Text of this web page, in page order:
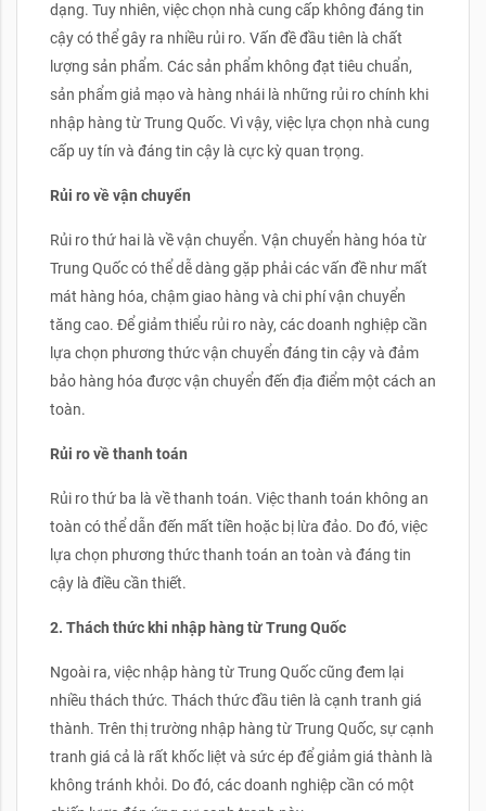
dạng. Tuy nhiên, việc chọn nhà cung cấp không đáng tin
cậy có thể gây ra nhiều rủi ro. Vấn đề đầu tiên là chất
lượng sản phẩm. Các sản phẩm không đạt tiêu chuẩn,
sản phẩm giả mạo và hàng nhái là những rủi ro chính khi
nhập hàng từ Trung Quốc. Vì vậy, việc lựa chọn nhà cung
cấp uy tín và đáng tin cậy là cực kỳ quan trọng.
Rủi ro về vận chuyển
Rủi ro thứ hai là về vận chuyển. Vận chuyển hàng hóa từ
Trung Quốc có thể dễ dàng gặp phải các vấn đề như mất
mát hàng hóa, chậm giao hàng và chi phí vận chuyển
tăng cao. Để giảm thiểu rủi ro này, các doanh nghiệp cần
lựa chọn phương thức vận chuyển đáng tin cậy và đảm
bảo hàng hóa được vận chuyển đến địa điểm một cách an
toàn.
Rủi ro về thanh toán
Rủi ro thứ ba là về thanh toán. Việc thanh toán không an
toàn có thể dẫn đến mất tiền hoặc bị lừa đảo. Do đó, việc
lựa chọn phương thức thanh toán an toàn và đáng tin
cậy là điều cần thiết.
2. Thách thức khi nhập hàng từ Trung Quốc
Ngoài ra, việc nhập hàng từ Trung Quốc cũng đem lại
nhiều thách thức. Thách thức đầu tiên là cạnh tranh giá
thành. Trên thị trường nhập hàng từ Trung Quốc, sự cạnh
tranh giá cả là rất khốc liệt và sức ép để giảm giá thành là
không tránh khỏi. Do đó, các doanh nghiệp cần có một